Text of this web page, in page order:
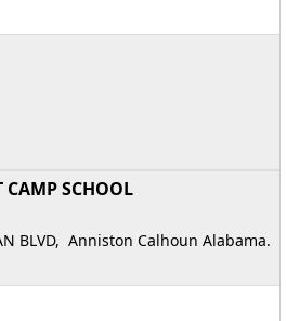
SCHOOL
BLVD, Anniston Calhoun Alabama.